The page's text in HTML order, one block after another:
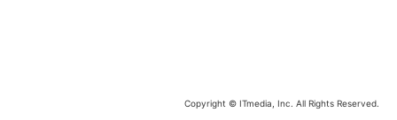
トダウンが始まり、そのまま放置しておけば30分後に再起動が
Copyright © ITmedia, Inc. All Rights Reserved.